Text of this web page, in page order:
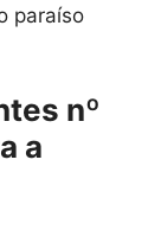
paraíso
nº
a